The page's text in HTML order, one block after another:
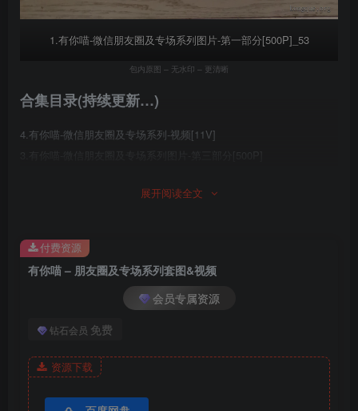
1.有你喵-微信朋友圈及专场系列图片-第一部分[500P]_53
包内原图 – 无水印 – 更清晰
合集目录(持续更新…)
4.有你喵-微信朋友圈及专场系列-视频[11V]
1.有你喵-微信朋友圈及专场系列图片-第一部分[500P]
展开阅读全文
有你喵 – 朋友圈及专场系列套图&视频
会员专属资源
钻石会员 免费
资源下载
付费资源